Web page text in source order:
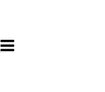
navigasjon